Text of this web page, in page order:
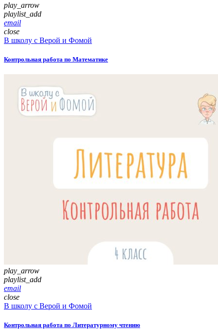
play_arrow
playlist_add
email
close
В школу с Верой и Фомой
Контрольная работа по Математике
play_arrow
playlist_add
email
close
В школу с Верой и Фомой
Контрольная работа по Литературному чтению